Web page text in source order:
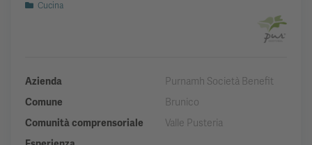
Cucina
Azienda
Purnamh Società Benefit
Comune
Brunico
Comunità comprensoriale
Valle Pusteria